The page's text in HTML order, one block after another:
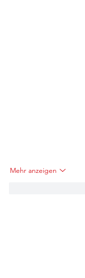
Mehr anzeigen